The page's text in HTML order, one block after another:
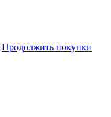
Продолжить покупки